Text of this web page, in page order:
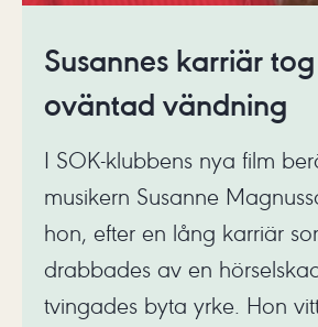
Susannes karriär
oväntad vändning
I SOK-klubbens nya film
musikern Susanne
hon, efter en lång karriär
drabbades av en
tvingades byta yrke. Hon